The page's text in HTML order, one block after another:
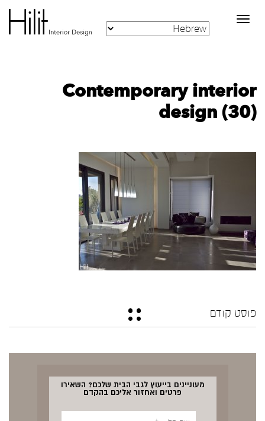
Toggle
navigation
Contemporary interior
design (30)
פוסט קודם
מעוניינים בייעוץ לגבי הבית שלכם? השאירו
פרטים ואחזור אליכם בהקדם